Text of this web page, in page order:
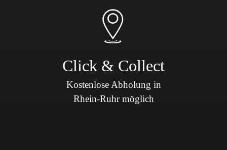
Click & Collect
Kostenlose Abholung in
Rhein-Ruhr möglich